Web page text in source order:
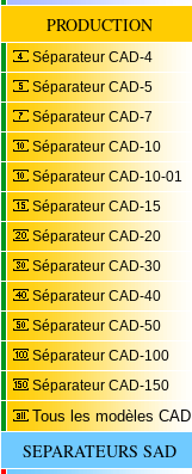
PRODUCTION
Séparateur CAD-4
Séparateur CAD-5
Séparateur CAD-7
Séparateur CAD-10
Séparateur CAD-10-01
Séparateur CAD-15
Séparateur CAD-20
Séparateur CAD-30
Séparateur CAD-40
Séparateur CAD-50
Séparateur CAD-100
Séparateur CAD-150
Tous les modèles CAD
SEPARATEURS SAD